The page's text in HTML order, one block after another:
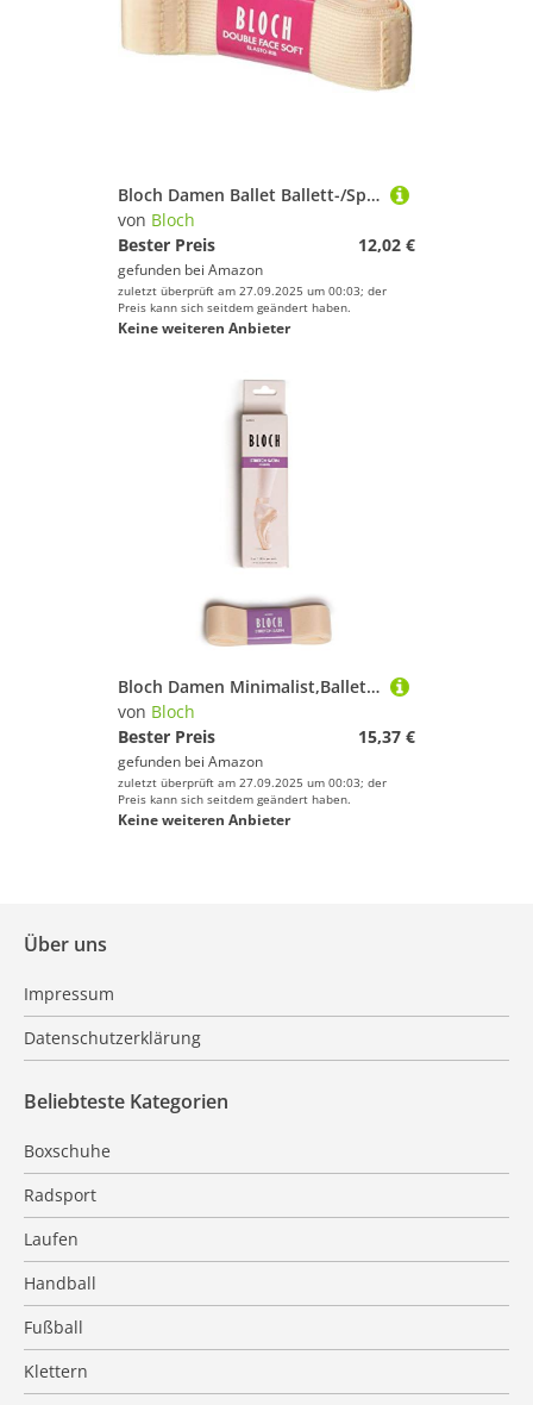
Bloch Damen Ballet Ballett-/Spitzenschuh, doppelseitiges Elastorib, Pink, Einheitsgröße
von Bloch
Bester Preis
12,02 €
gefunden bei Amazon
zuletzt überprüft am 27.09.2025 um 00:03; der
Preis kann sich seitdem geändert haben.
Keine weiteren Anbieter
Bloch Damen Minimalist,Ballet Ballett-/Spitzenschuh, Stretch-Satinband, Pink, Einheitsgröße
von Bloch
Bester Preis
15,37 €
gefunden bei Amazon
zuletzt überprüft am 27.09.2025 um 00:03; der
Preis kann sich seitdem geändert haben.
Keine weiteren Anbieter
Über uns
Impressum
Datenschutzerklärung
Beliebteste Kategorien
Boxschuhe
Radsport
Laufen
Handball
Fußball
Klettern